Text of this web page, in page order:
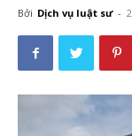
Bởi Dịch vụ luật sư -